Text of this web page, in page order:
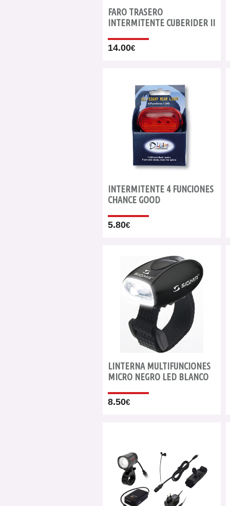
FARO TRASERO
INTERMITENTE CUBERIDER II
14.00€
INTERMITENTE 4 FUNCIONES
CHANCE GOOD
5.80€
LINTERNA MULTIFUNCIONES
MICRO NEGRO LED BLANCO
8.50€